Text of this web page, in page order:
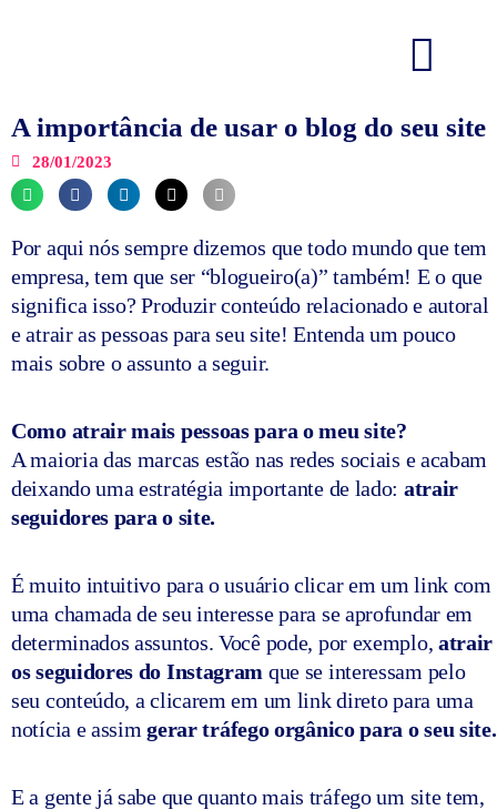
A importância de usar o blog do seu site
28/01/2023
Por aqui nós sempre dizemos que todo mundo que tem
empresa, tem que ser “blogueiro(a)” também! E o que
significa isso? Produzir conteúdo relacionado e autoral
e atrair as pessoas para seu site! Entenda um pouco
mais sobre o assunto a seguir.
Como atrair mais pessoas para o meu site?
A maioria das marcas estão nas redes sociais e acabam
deixando uma estratégia importante de lado: atrair
seguidores para o site.
É muito intuitivo para o usuário clicar em um link com
uma chamada de seu interesse para se aprofundar em
determinados assuntos. Você pode, por exemplo, atrair
os seguidores do Instagram que se interessam pelo
seu conteúdo, a clicarem em um link direto para uma
notícia e assimgerar tráfego orgânico para o seu site.
E a gente já sabe que quanto mais tráfego um site tem,